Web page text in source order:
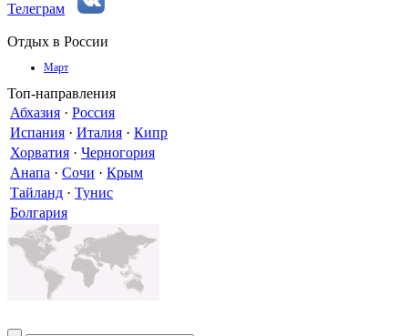
Телеграм
Отдых в России
Март
Топ-направления
Абхазия · Россия
Испания · Италия · Кипр
Хорватия · Черногория
Анапа · Сочи · Крым
Тайланд · Тунис
Болгария